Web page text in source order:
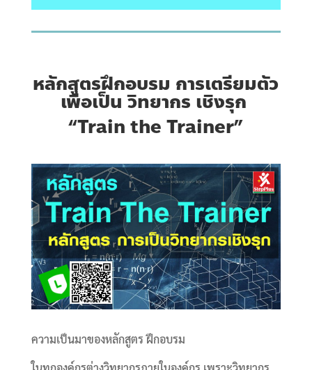
หลักสูตรฝึกอบรม การเตรียมตัว
เพื่อเป็น วิทยากร เชิงรุก
“Train the Trainer”
ความเป็นมาของหลักสูตร ฝึกอบรม